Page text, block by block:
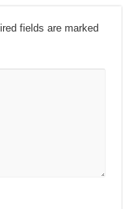
fields are marked